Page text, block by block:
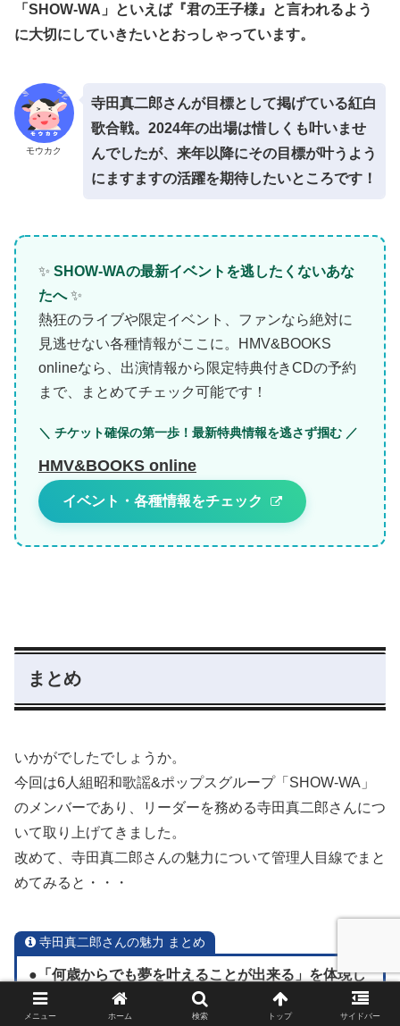
「SHOW-WA」といえば『君の王子様』と言われるよう
に大切にしていきたいとおっしゃっています。
モウカク
寺田真二郎さんが目標として掲げている紅白
歌合戦。2024年の出場は惜しくも叶いませ
んでしたが、来年以降にその目標が叶うよう
にますますの活躍を期待したいところです！
✨ SHOW-WAの最新イベントを逃したくないあな
たへ✨
熱狂のライブや限定イベント、ファンなら絶対に
見逃せない各種情報がここに。HMV&BOOKS
onlineなら、出演情報から限定特典付きCDの予約
まで、まとめてチェック可能です！
＼ チケット確保の第一歩！最新特典情報を逃さず掴む ／
HMV&BOOKS online
イベント・各種情報をチェック
まとめ
いかがでしたでしょうか。
今回は6人組昭和歌謡&ポップスグループ「SHOW-WA」
のメンバーであり、リーダーを務める寺田真二郎さんにつ
いて取り上げてきました。
改めて、寺田真二郎さんの魅力について管理人目線でまと
めてみると・・・
寺田真二郎さんの魅力 まとめ
●「何歳からでも夢を叶えることが出来る」を体現し
た同世代の星
メニュー ホーム 検索 トップ サイドバー